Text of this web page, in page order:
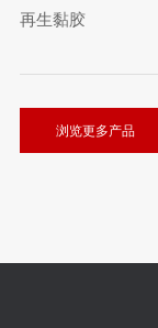
再生黏胶
浏览更多产品